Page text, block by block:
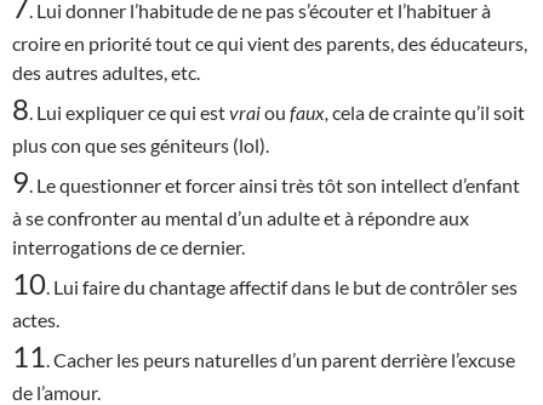
. Lui donner l’habitude de ne pas s’écouter et l’habituer à
croire en priorité tout ce qui vient des parents, des éducateurs,
des autres adultes, etc.
8 . Lui expliquer ce qui estvraiou faux, cela de crainte qu’il soit
plus con que ses géniteurs (lol).
9 . Le questionner et forcer ainsi très tôt son intellect d’enfant
à se confronter au mental d’un adulte et à répondre aux
interrogations de ce dernier.
10 . Lui faire du chantage affectif dans le but de contrôler ses
actes.
11 . Cacher les peurs naturelles d’un parent derrière l’excuse
de l’amour.